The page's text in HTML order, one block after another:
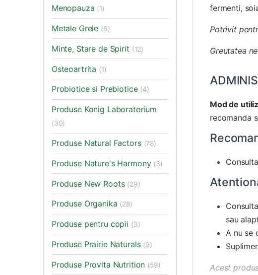
fermenti,
Potrivit
Greutatea
Mod de
recomanda
sau
A nu se
Acest
Menopauza (1)
Metale Grele (6)
Minte, Stare de Spirit (12)
Osteoartrita (1)
Probiotice si Prebiotice (4)
Produse Konig Laboratorium
(30)
Produse Natural Factors (78)
Produse Nature's Harmony (3)
Produse New Roots (29)
Produse Organika (28)
Produse pentru copii (3)
Produse Prairie Naturals (9)
Produse Provita Nutrition (59)